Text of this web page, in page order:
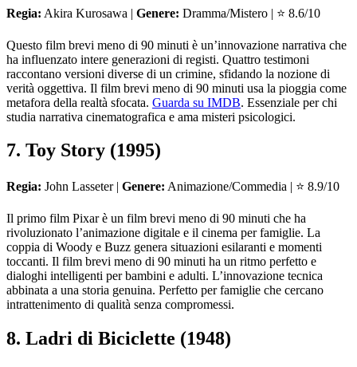
Regia: Akira Kurosawa | Genere: Dramma/Mistero | ⭐ 8.6/10
Questo film brevi meno di 90 minuti è un’innovazione narrativa che
ha influenzato intere generazioni di registi. Quattro testimoni
raccontano versioni diverse di un crimine, sfidando la nozione di
verità oggettiva. Il film brevi meno di 90 minuti usa la pioggia come
metafora della realtà sfocata. Guarda su IMDB. Essenziale per chi
studia narrativa cinematografica e ama misteri psicologici.
7. Toy Story (1995)
Regia: John Lasseter | Genere: Animazione/Commedia | ⭐ 8.9/10
Il primo film Pixar è un film brevi meno di 90 minuti che ha
rivoluzionato l’animazione digitale e il cinema per famiglie. La
coppia di Woody e Buzz genera situazioni esilaranti e momenti
toccanti. Il film brevi meno di 90 minuti ha un ritmo perfetto e
dialoghi intelligenti per bambini e adulti. L’innovazione tecnica
abbinata a una storia genuina. Perfetto per famiglie che cercano
intrattenimento di qualità senza compromessi.
8. Ladri di Biciclette (1948)